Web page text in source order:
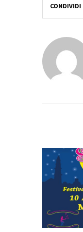
CONDIVIDI